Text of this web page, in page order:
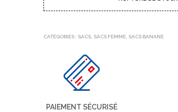
CATÉGORIES : SACS, SACS FEMME, SACS BANANE
PAIEMENT SÉCURISÉ